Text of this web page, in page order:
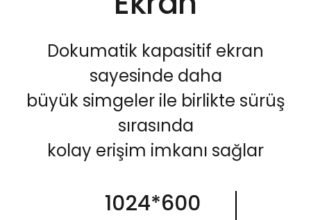
Dokumatik kapasitif ekran
sayesinde daha
büyük simgeler ile birlikte sürüş
sırasında
kolay erişim imkanı sağlar
1024*600